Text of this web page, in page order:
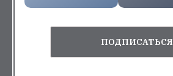
ПОДПИСАТЬСЯ